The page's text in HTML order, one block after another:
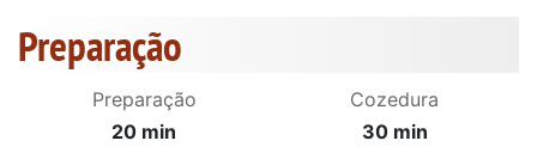
Preparação
Preparação
20 min
Cozedura
30 min